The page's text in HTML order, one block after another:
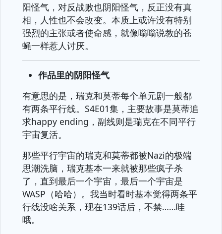
阳怪气，对反战败也阴阳怪气，反正没有真
相，人性也不会改变。本质上或许没有特别
强烈的主张或者使命感，就像嗡嗡说教的苍
蝇一样惹人讨厌。
作品里的阴阳怪气
有意思的是，瑞克和莫蒂每个单元剧一般都
有两条平行线。S4E01集，主要故事是莫蒂追
求happy ending，副线则是瑞克在不同平行
宇宙复活。
那些平行宇宙的瑞克和莫蒂都被Nazi的极端
思潮洗脑，瑞克基本一来就被那些疯子杀
了，直到最后一个宇宙，最后一个宇宙是
WASP（哈哈）。我当时看时基本觉得两条平
行线没啥关系，现在139话后，不禁……哇
哦。